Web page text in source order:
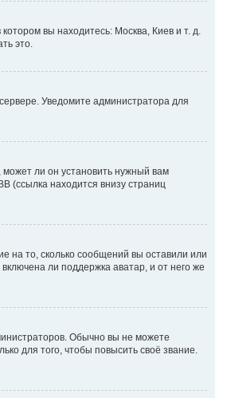
вы находитесь: Москва, Киев и т. д.
это.
Уведомите администратора для
ли он установить нужный вам
(ссылка находится внизу страниц
на то, сколько сообщений вы оставили или
ли поддержка аватар, и от него же
Обычно вы не можете
для того, чтобы повысить своё звание.